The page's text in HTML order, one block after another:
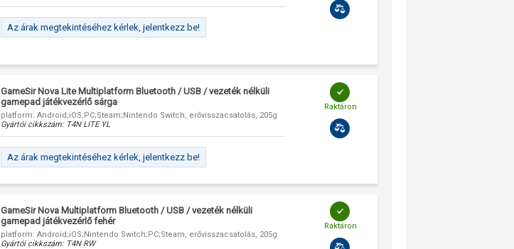
Az árak megtekintéséhez kérlek, jelentkezz be!
GameSir Nova Lite Multiplatform Bluetooth / USB / vezeték nélküli
gamepad játékvezérlő sárga
platform: Android;iOS;PC;Steam;Nintendo Switch, erővisszacsatolás, 205g
Gyártói cikkszám: T4N LITE YL
Az árak megtekintéséhez kérlek, jelentkezz be!
Raktáron
GameSir Nova Multiplatform Bluetooth / USB / vezeték nélküli
gamepad játékvezérlő fehér
platform: Android;iOS;Nintendo Switch;PC;Steam, erővisszacsatolás, 205g
Gyártói cikkszám: T4N RW
Raktáron